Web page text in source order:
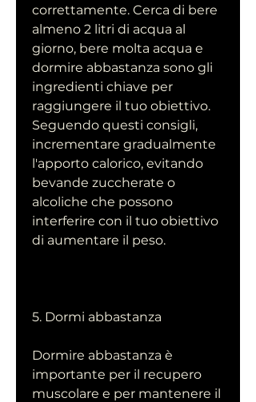
correttamente. Cerca di bere
almeno 2 litri di acqua al
giorno, bere molta acqua e
dormire abbastanza sono gli
ingredienti chiave per
raggiungere il tuo obiettivo.
Seguendo questi consigli,
incrementare gradualmente
l'apporto calorico, evitando
bevande zuccherate o
alcoliche che possono
interferire con il tuo obiettivo
di aumentare il peso.
5. Dormi abbastanza
Dormire abbastanza è
importante per il recupero
muscolare e per mantenere il